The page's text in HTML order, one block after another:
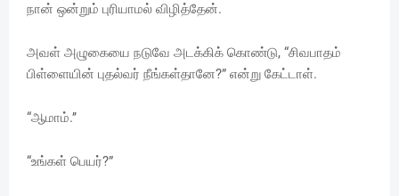
நான் ஒன்றும் புரியாமல் விழித்தேன்.
அவள் அழுகையை நடுவே அடக்கிக் கொண்டு, “சிவபாதம்
பிள்ளையின் புதல்வர் நீங்கள்தானே?” என்று கேட்டாள்.
“ஆமாம்.’’
“உங்கள் பெயர்?”